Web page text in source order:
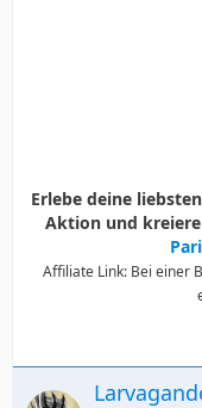
Erlebe deine
Aktion und
Affiliate Link: Bei einer